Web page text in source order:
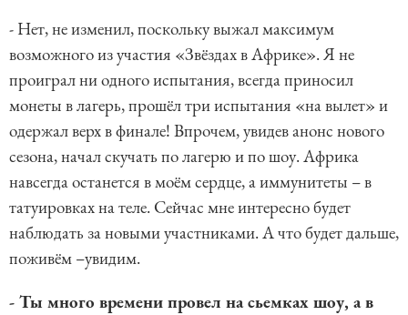
- Нет, не изменил, поскольку выжал максимум
возможного из участия «Звёздах в Африке». Я не
проиграл ни одного испытания, всегда приносил
монеты в лагерь, прошёл три испытания «на вылет» и
одержал верх в финале! Впрочем, увидев анонс нового
сезона, начал скучать по лагерю и по шоу. Африка
навсегда останется в моём сердце, а иммунитеты – в
татуировках на теле. Сейчас мне интересно будет
наблюдать за новыми участниками. А что будет дальше,
поживём –увидим.
- Ты много времени провел на сьемках шоу, а в